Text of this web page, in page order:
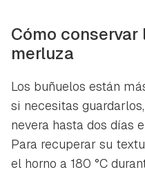
Cómo
merluza
Los buñuelos están
si necesitas
nevera hasta dos días
Para recuperar su
el horno a 180 °C